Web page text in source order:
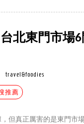
北東門市場
travel&foodies
推薦
但真正厲害的是東門市